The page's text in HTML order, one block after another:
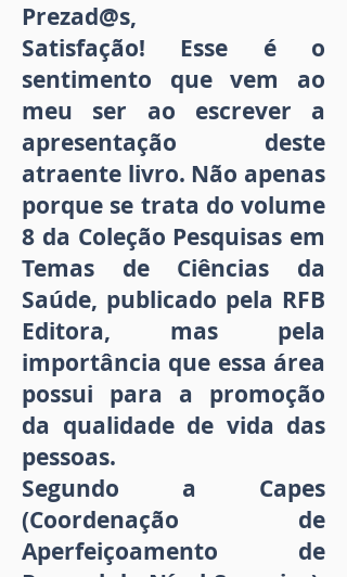
Prezad@s,
Satisfação! Esse é o
sentimento que vem ao
meu ser ao escrever a
apresentação deste
atraente livro. Não apenas
porque se trata do volume
8 da Coleção Pesquisas em
Temas de Ciências da
Saúde, publicado pela RFB
Editora, mas pela
importância que essa área
possui para a promoção
da qualidade de vida das
pessoas.
Segundo a Capes
(Coordenação de
Aperfeiçoamento de